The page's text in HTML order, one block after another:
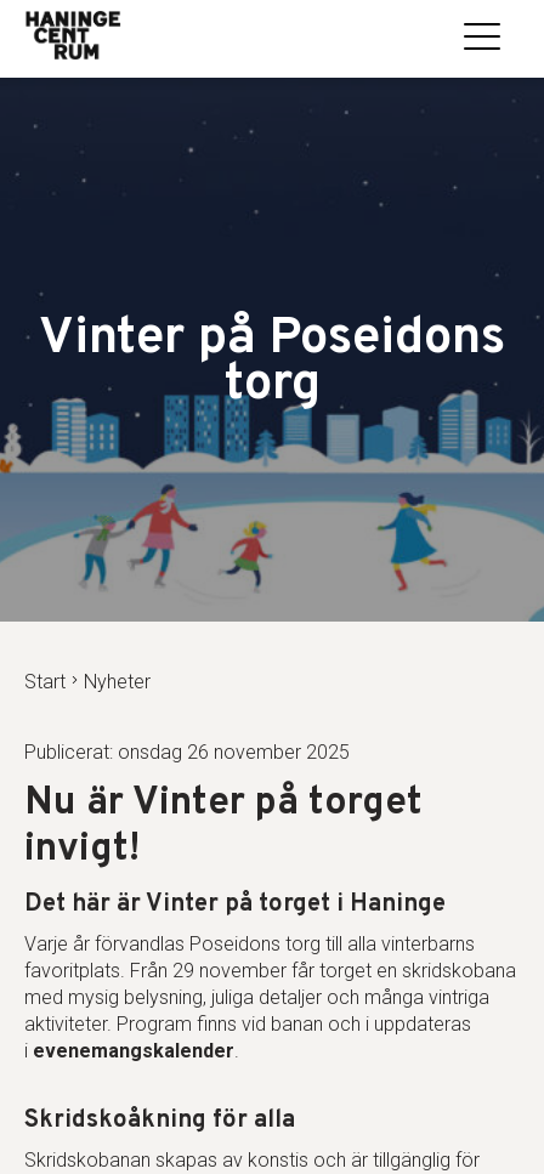
Vinter på Poseidons
torg
Start Nyheter
Publicerat: onsdag 26 november 2025
Nu är Vinter på torget
invigt!
Det här är Vinter på torget i Haninge
Varje år förvandlas Poseidons torg till alla vinterbarns
favoritplats. Från 29 november får torget en skridskobana
med mysig belysning, juliga detaljer och många vintriga
aktiviteter. Program finns vid banan och i uppdateras
i evenemangskalender.
Skridskoåkning för alla
Skridskobanan skapas av konstis och är tillgänglig för